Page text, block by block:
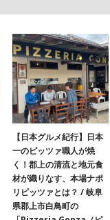
【日本グルメ紀行】日本
一のピッツァ職人が焼
く！郡上の清流と地元食
材が織りなす、本場ナポ
リピッツァとは？ / 岐阜
県郡上市白鳥町の